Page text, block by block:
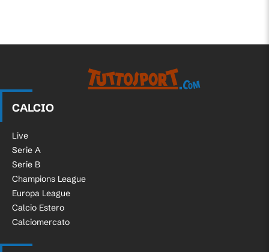
CALCIO
Live
Serie A
Serie B
Champions League
Europa League
Calcio Estero
Calciomercato